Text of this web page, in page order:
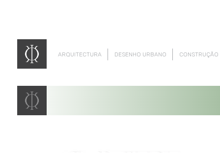
ARQUITECTURA DESENHO URBANO CONSTRUÇÃO